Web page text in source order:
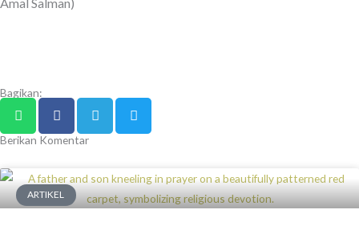
Bagikan:
Berikan Komentar
ARTIKEL